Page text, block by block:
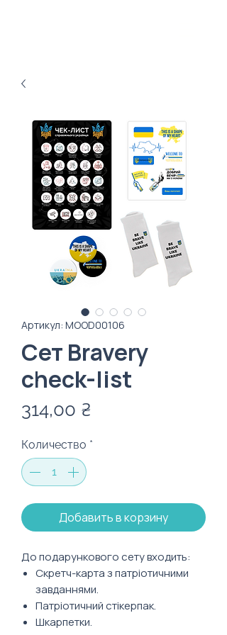
Артикул: MOOD00106
Сет Bravery
check-list
314,00 ₴
Количество *
Добавить в корзину
До подарункового сету входить:
Скретч-карта з патріотичними
завданнями.
Патріотичний стікерпак.
Шкарпетки.